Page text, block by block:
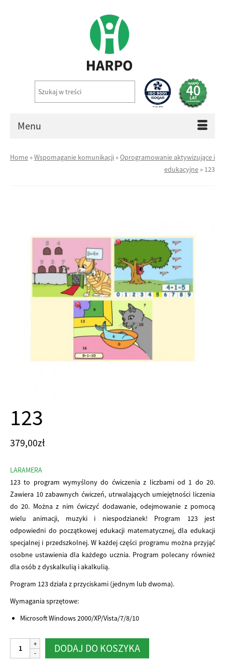
Menu
Home »Wspomaganie komunikacji »Oprogramowanie aktywizujące i
edukacyjne » 123
123
379,00zł
LARAMERA
123 to program wymyślony do ćwiczenia z liczbami od 1 do 20.
Zawiera 10 zabawnych ćwiczeń, utrwalających umiejętności liczenia
do 20. Można z nim ćwiczyć dodawanie, odejmowanie z pomocą
wielu animacji, muzyki i niespodzianek! Program 123 jest
odpowiedni do początkowej edukacji matematycznej, dla edukacji
specjalnej i przedszkolnej. W każdej części programu można przyjąć
osobne ustawienia dla każdego ucznia. Program polecany również
dla osób z dyskalkulią i akalkulią.
Program 123 działa z przyciskami (jednym lub dwoma).
Wymagania sprzętowe:
Microsoft Windows 2000/XP/Vista/7/8/10
ilość
123
DODAJ DO KOSZYKA